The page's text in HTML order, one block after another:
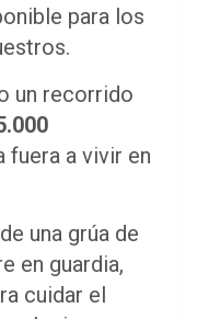
para los
un recorrido
fuera a vivir en
una grúa de
en guardia,
cuidar el